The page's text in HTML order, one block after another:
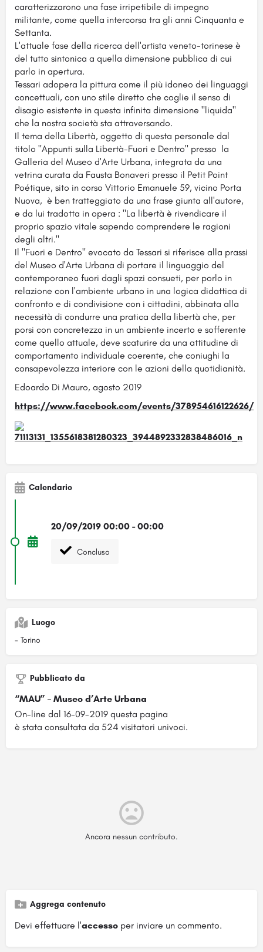
caratterizzarono una fase irripetibile di impegno
militante, come quella intercorsa tra gli anni Cinquanta e
Settanta.
L'attuale fase della ricerca dell'artista veneto-torinese è
del tutto sintonica a quella dimensione pubblica di cui
parlo in apertura.
Tessari adopera la pittura come il più idoneo dei linguaggi
concettuali, con uno stile diretto che coglie il senso di
disagio esistente in questa infinita dimensione "liquida"
che la nostra società sta attraversando.
Il tema della Libertà, oggetto di questa personale dal
titolo "Appunti sulla Libertà-Fuori e Dentro" presso la
Galleria del Museo d'Arte Urbana, integrata da una
vetrina curata da Fausta Bonaveri presso il Petit Point
Poétique, sito in corso Vittorio Emanuele 59, vicino Porta
Nuova, è ben tratteggiato da una frase giunta all'autore,
e da lui tradotta in opera : "La libertà è rivendicare il
proprio spazio vitale sapendo comprendere le ragioni
degli altri."
Il "Fuori e Dentro" evocato da Tessari si riferisce alla prassi
del Museo d'Arte Urbana di portare il linguaggio del
contemporaneo fuori dagli spazi consueti, per porlo in
relazione con l'ambiente urbano in una logica didattica di
confronto e di condivisione con i cittadini, abbinata alla
necessità di condurre una pratica della libertà che, per
porsi con concretezza in un ambiente incerto e sofferente
come quello attuale, deve scaturire da una attitudine di
comportamento individuale coerente, che coniughi la
consapevolezza interiore con le azioni della quotidianità.
Edoardo Di Mauro, agosto 2019
https://www.facebook.com/events/378954616122626/
Calendario
20/09/2019 00:00 - 00:00
Concluso
Luogo
- Torino
Pubblicato da
“MAU” – Museo d’Arte Urbana
On-line dal 16-09-2019 questa pagina
è stata consultata da 524 visitatori univoci.
Ancora nessun contributo.
Aggrega contenuto
Devi effettuare l'accesso per inviare un commento.